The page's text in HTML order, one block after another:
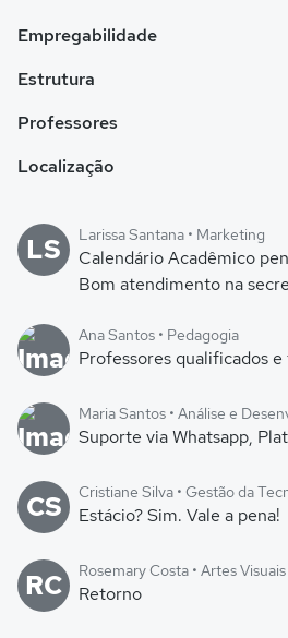
Empregabilidade
Estrutura
Professores
Localização
LS Larissa Santana • Marketing
Calendário Acadêmico
Bom atendimento na
Ana Santos • Pedagogia
Professores qualificados
Maria Santos • Análise e
Suporte via Whatsapp,
CS Cristiane Silva • Gestão da
Estácio? Sim. Vale a pena!
RC Rosemary Costa • Artes
Retorno